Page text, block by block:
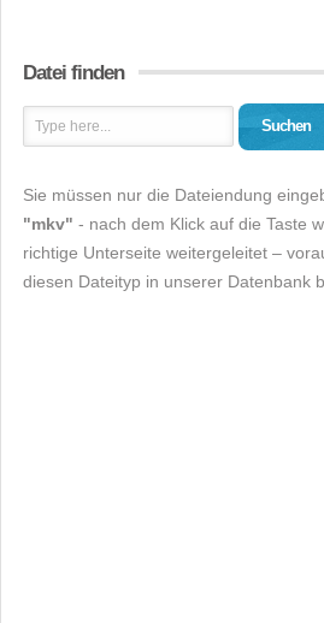
Datei finden
Suchen
Sie müssen nur die Dateiendung
"mkv" - nach dem Klick auf die Taste
richtige Unterseite weitergeleitet –
diesen Dateityp in unserer Datenbank